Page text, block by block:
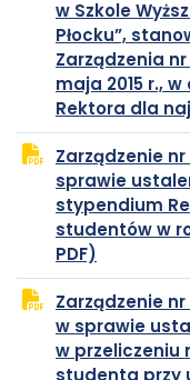
w Szkole
Płocku”,
Zarządzenia nr
maja 2015 r.,
Rektora dla
Zarządzenie nr
sprawie
stypendium
studentów w
PDF)
PDF
się
w
nowej
karcie
Zarządzenie nr
w sprawie
w przeliczeniu
studenta przy